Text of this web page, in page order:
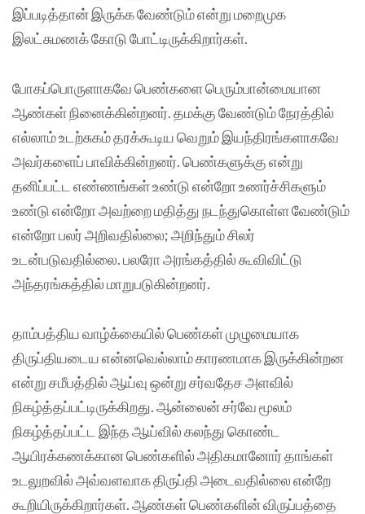
இப்படித்தான் இருக்க வேண்டும் என்று மறைமுக
இலட்சுமணக் கோடு போட்டிருக்கிறார்கள்.
போகப்பொருளாகவே பெண்களை பெரும்பான்மையான
ஆண்கள் நினைக்கின்றனர். தமக்கு வேண்டும் நேரத்தில்
எல்லாம் உடற்சுகம் தரக்கூடிய வெறும் இயந்திரங்களாகவே
அவர்களைப் பாவிக்கின்றனர். பெண்களுக்கு என்று
தனிப்பட்ட எண்ணங்கள் உண்டு என்றோ உணர்ச்சிகளும்
உண்டு என்றோ அவற்றை மதித்து நடந்துகொள்ள வேண்டும்
என்றோ பலர் அறிவதில்லை; அறிந்தும் சிலர்
உடன்படுவதில்லை. பலரோ அரங்கத்தில் கூவிவிட்டு
அந்தரங்கத்தில் மாறுபடுகின்றனர்.
தாம்பத்திய வாழ்க்கையில் பெண்கள் முழுமையாக
திருப்தியடைய என்னவெல்லாம் காரணமாக இருக்கின்றன
என்று சமீபத்தில் ஆய்வு ஒன்று சர்வதேச அளவில்
நிகழ்த்தப்பட்டிருக்கிறது. ஆன்லைன் சர்வே மூலம்
நிகழ்த்தப்பட்ட இந்த ஆய்வில் கலந்து கொண்ட
ஆயிரக்கணக்கான பெண்களில் அதிகமானோர் தாங்கள்
உடலுறவில் அவ்வளவாக திருப்தி அடைவதில்லை என்றே
கூறியிருக்கிறார்கள். ஆண்கள் பெண்களின் விருப்பத்தை